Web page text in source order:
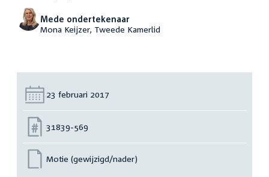
Mede ondertekenaar
Mona Keijzer, Tweede Kamerlid
Datum:
23 februari 2017
Nummer:
31839-569
Motie (gewijzigd/nader)